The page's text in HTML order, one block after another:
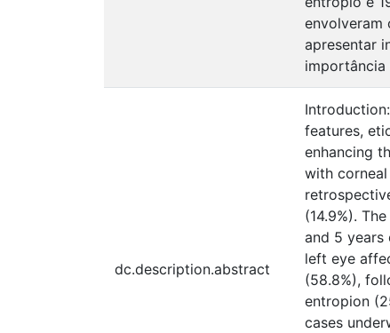
envolveram
apresentar
dc.description.abstract
features,
enhancing
with
(14.9%).
and 5 years
left eye
(58.8%),
entropion
cases